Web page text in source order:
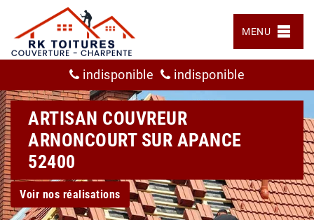
MENU
indisponible indisponible
ARTISAN COUVREUR
ARNONCOURT SUR APANCE
52400
Voir nos réalisations